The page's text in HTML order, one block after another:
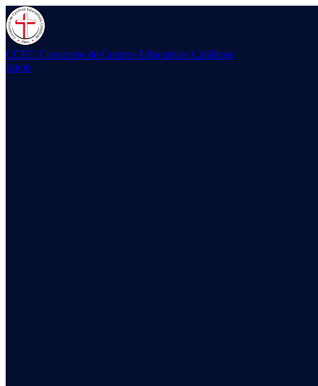
CCEC Consorcio de Centros Educativos Católicos
Inicio